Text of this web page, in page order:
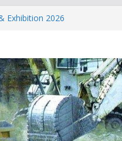
Exhibition 2026
of the International
Indonesia 2026 and CT
& Expo 2026